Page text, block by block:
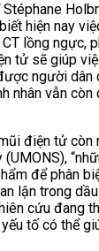
hiện nay
lồng ngực,
tử sẽ giúp
người dân
nhân vẫn còn
điện tử còn
để phân
lận trong
cứu đang
tố có thể